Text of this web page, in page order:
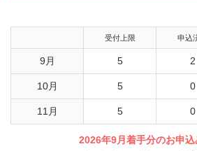
受付上限 申込
9月 5 2
10月 5 0
11月 5 0
2026年9月着手分のお申込